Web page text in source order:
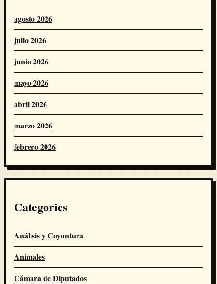
agosto 2026
julio 2026
junio 2026
mayo 2026
abril 2026
marzo 2026
febrero 2026
Categories
Análisis y Coyuntura
Animales
Cámara de Diputados